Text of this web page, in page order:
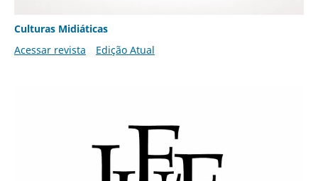
Culturas Midiáticas
Acessar revista
Edição Atual